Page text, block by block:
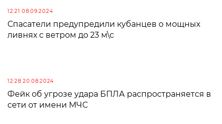
12:21 08.09.2024
Спасатели предупредили кубанцев о мощных
ливнях с ветром до 23 м\с
12:28 20.08.2024
Фейк об угрозе удара БПЛА распространяется в
сети от имени МЧС